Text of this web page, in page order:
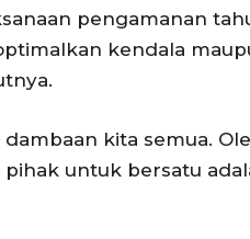
pengamanan
kendala
kita semua.
untuk bersatu